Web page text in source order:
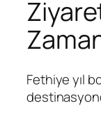
Fethiye yıl